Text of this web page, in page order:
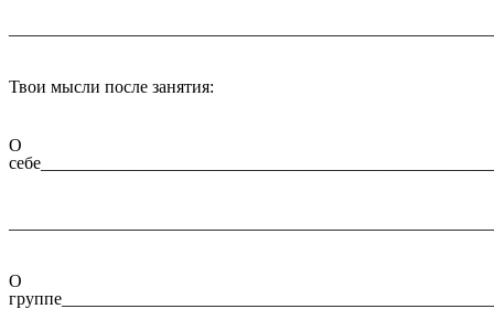
Твои мысли после занятия:
О
О